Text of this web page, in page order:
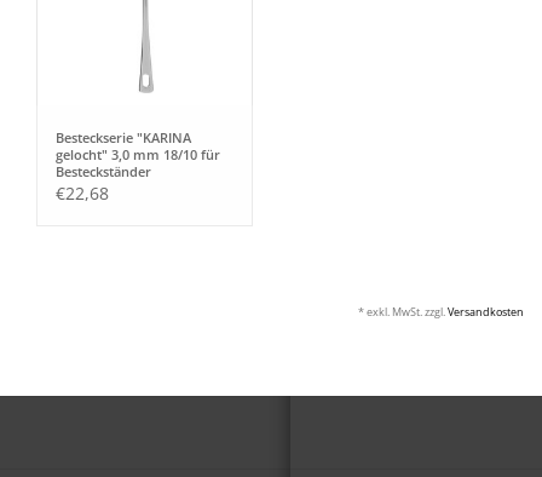
Besteckserie "KARINA
gelocht" 3,0 mm 18/10 für
Besteckständer
Kuchengabel
€22,68
* exkl. MwSt. zzgl.Versandkosten